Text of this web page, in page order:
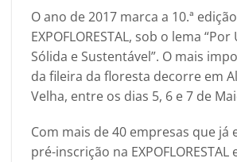
O ano de 2017 marca a 10.ª
EXPOFLORESTAL, sob o lema
Sólida e Sustentável”. O mais
da fileira da floresta decorre em
Velha, entre os dias 5, 6 e 7 de
Com mais de 40 empresas que já
pré-inscrição na